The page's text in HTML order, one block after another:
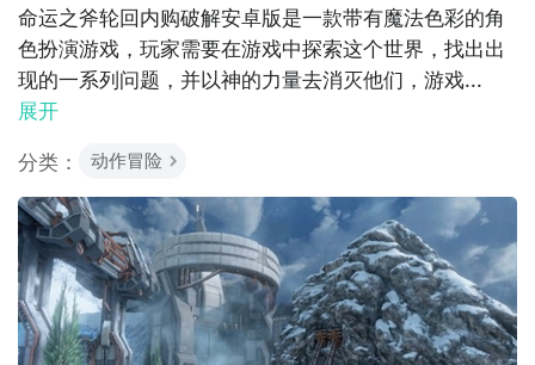
命运之斧轮回内购破解安卓版是一款带有魔法色彩的角
色扮演游戏，玩家需要在游戏中探索这个世界，找出出
现的一系列问题，并以神的力量去消灭他们，游戏...
展开
分类：
动作冒险